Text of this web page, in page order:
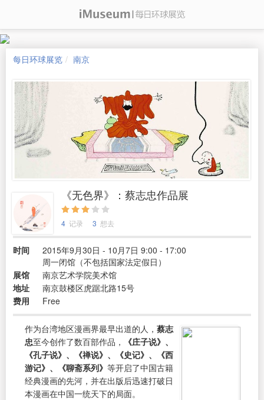
每日环球展览 南京
《无色界》：蔡志忠作品展
4 记录 3 想去
时间
2015年9月30日 - 10月7日 9:00 - 17:00
周一闭馆（不包括国家法定假日）
展馆
南京艺术学院美术馆
地址
南京鼓楼区虎踞北路15号
费用
Free
作为台湾地区漫画界最早出道的人， 蔡志
忠至今创作了数百部作品，
《庄子说》、
《孔子说》、《禅说》、《史记》、《西
游记》、《聊斋系列》 等开启了中国古籍
经典漫画的先河，并在出版后迅速打破日
本漫画在中国一统天下的局面。